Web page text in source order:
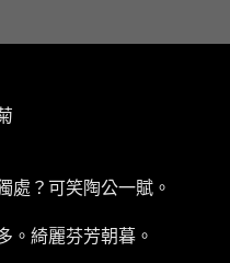
處？可笑陶公一賦。
。綺麗芬芳朝暮。